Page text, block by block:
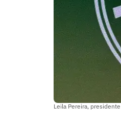
Leila Pereira,